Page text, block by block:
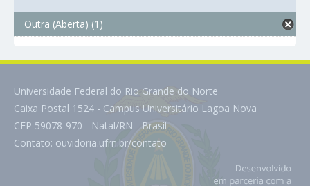
Outra (Aberta) (1)
Universidade Federal do Rio Grande do Norte
Caixa Postal 1524 - Campus Universitário Lagoa Nova
CEP 59078-970 - Natal/RN - Brasil
Contato: ouvidoria.ufrn.br/contato